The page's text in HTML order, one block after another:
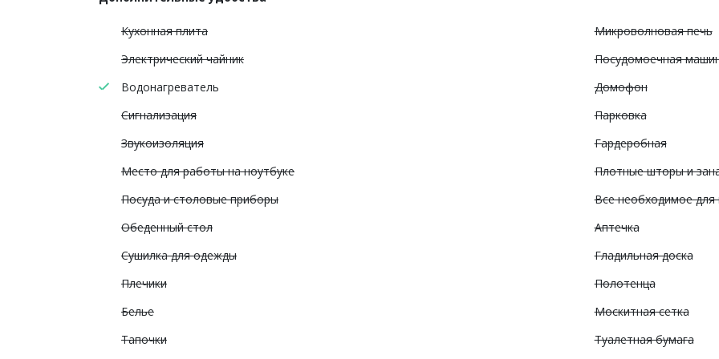
Кухонная плита
Микроволновая печь
Электрический чайник
Посудомоечная
Водонагреватель
Домофон
Сигнализация
Парковка
Звукоизоляция
Гардеробная
Место для работы на ноутбуке
Плотные шторы и
Посуда и столовые приборы
Все необходимое для
Обеденный стол
Аптечка
Сушилка для одежды
Гладильная доска
Плечики
Полотенца
Белье
Москитная сетка
Тапочки
Туалетная бумага